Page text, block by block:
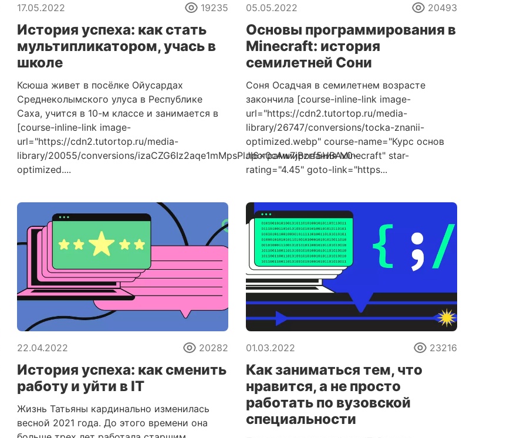
17.05.2022 19235
История успеха: как стать
мультипликатором, учась в
школе
Ксюша живет в посёлке Ойусардах
Среднеколымского улуса в Республике
Саха, учится в 10-м классе и занимается в
[course-inline-link image-
url="https://cdn2.tutortop.ru/media-
library/20055/conversions/izaCZG6Iz2aqe1mMpsPlJl6x0cAw7jBzrf5HBAx0-
optimized....
05.05.2022 20493
Основы программирования в
Minecraft: история
семилетней Сони
Соня Осадчая в семилетнем возрасте
закончила [course-inline-link image-
url="https://cdn2.tutortop.ru/media-
library/26747/conversions/tocka-znanii-
optimized.webp" course-name="Курс основ
программирования Minecraft" star-
rating="4.45" goto-link="https...
22.04.2022 20282
История успеха: как сменить
работу и уйти в IT
Жизнь Татьяны кардинально изменилась
весной 2021 года. До этого времени она
01.03.2022 23216
Как заниматься тем, что
нравится, а не просто
работать по вузовской
специальности